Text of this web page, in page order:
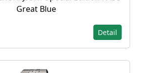
Great Blue
Detail